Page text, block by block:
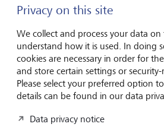
LGT Navigator
KI-Zweifel belasten Asien vor
und Tech-Zahlen
(KI) angesichts hoher Bewertungen
Privacy on this site
We collect and process your data
understand how it is used. In doing
cookies are necessary in order for
and store certain settings or
Please select your preferred option
details can be found in our data
Data privacy notice